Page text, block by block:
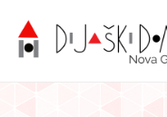
vsebino